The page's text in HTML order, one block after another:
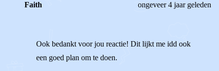
Faith ongeveer 4 jaar geleden
Ook bedankt voor jou reactie! Dit lijkt me idd ook
een goed plan om te doen.